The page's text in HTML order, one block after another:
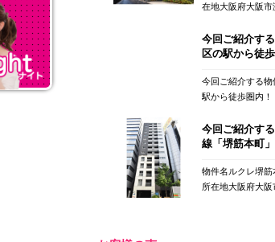
在地大阪府大阪市
今回ご紹介す
区の駅から徒
今回ご紹介する
今回ご紹介す
線「堺筋本町
物件名ルクレ堺筋
所在地大阪府大